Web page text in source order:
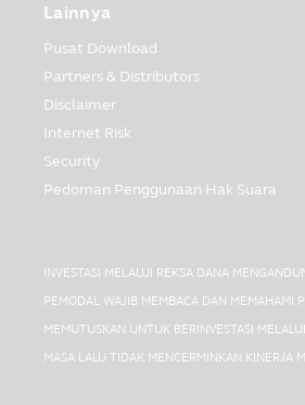
Lainnya
Pusat Download
Partners & Distributors
Disclaimer
Internet Risk
Security
Pedoman Penggunaan Hak Suara
INVESTASI MELALUI REKSA DANA
PEMODAL WAJIB MEMBACA DAN MEMAHAMI
MEMUTUSKAN UNTUK BERINVESTASI
MASA LALU TIDAK MENCERMINKAN KINERJA